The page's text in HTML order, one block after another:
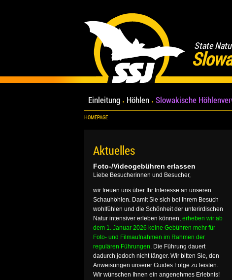
State
Einleitung Höhlen Slowakische
HOMEPAGE
Aktuelles
Foto-/Videogebühren erlassen
Liebe Besucherinnen und Besucher,
wir freuen uns über Ihr Interesse an unseren
Schauhöhlen. Damit Sie sich bei Ihrem Besuch
wohlfühlen und die Schönheit der unterirdischen
Natur intensiver erleben können, erheben wir ab
dem 1. Januar 2026 keine Gebühren mehr für
Foto- und Filmaufnahmen im Rahmen der
regulären Führungen. Die Führung dauert
dadurch jedoch nicht länger. Wir bitten Sie, den
Anweisungen unserer Guides Folge zu leisten.
Wir wünschen Ihnen ein angenehmes Erlebnis!